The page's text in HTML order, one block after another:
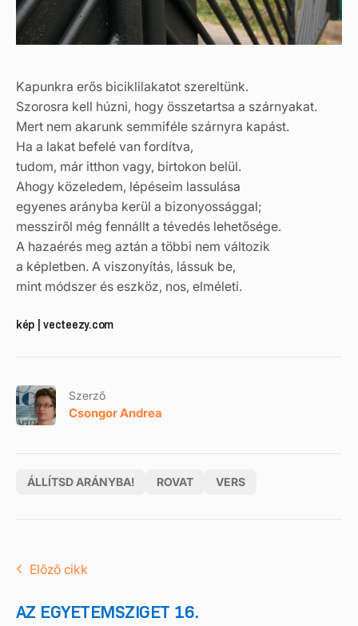
Kapunkra erős biciklilakatot szereltünk.
Szorosra kell húzni, hogy összetartsa a szárnyakat.
Mert nem akarunk semmiféle szárnyra kapást.
Ha a lakat befelé van fordítva,
tudom, már itthon vagy, birtokon belül.
Ahogy közeledem, lépéseim lassulása
egyenes arányba kerül a bizonyossággal;
messziről még fennállt a tévedés lehetősége.
A hazaérés meg aztán a többi nem változik
a képletben. A viszonyítás, lássuk be,
mint módszer és eszköz, nos, elméleti.
kép | vecteezy.com
Szerző
Csongor Andrea
ÁLLÍTSD ARÁNYBA! ROVAT VERS
Előző cikk
AZ EGYETEMSZIGET 16.